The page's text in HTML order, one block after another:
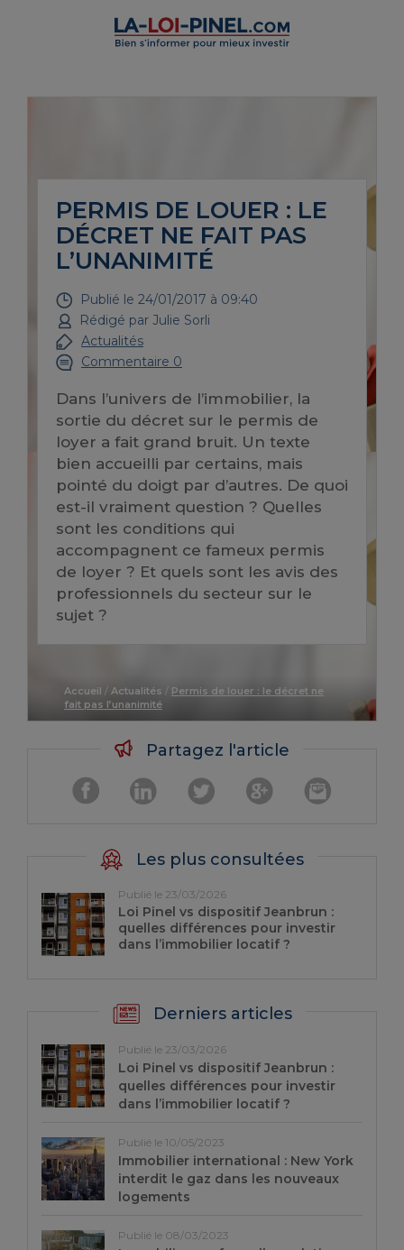
PERMIS DE LOUER : LE
DÉCRET NE FAIT PAS
L’UNANIMITÉ
Publié le 24/01/2017 à 09:40
Rédigé par Julie Sorli
Actualités
Commentaire 0
Dans l’univers de l’immobilier, la
sortie du décret sur le permis de
loyer a fait grand bruit. Un texte
bien accueilli par certains, mais
pointé du doigt par d’autres. De quoi
est-il vraiment question ? Quelles
sont les conditions qui
accompagnent ce fameux permis
de loyer ? Et quels sont les avis des
professionnels du secteur sur le
sujet ?
Accueil / Actualités / Permis de louer : le décret ne
fait pas l’unanimité
Partagez l'article
Les plus consultées
Publié le 23/03/2026
Loi Pinel vs dispositif Jeanbrun :
quelles différences pour investir
dans l’immobilier locatif ?
Derniers articles
Publié le 23/03/2026
Loi Pinel vs dispositif Jeanbrun :
quelles différences pour investir
dans l’immobilier locatif ?
Publié le 10/05/2023
Immobilier international : New York
interdit le gaz dans les nouveaux
logements
Publié le 08/03/2023